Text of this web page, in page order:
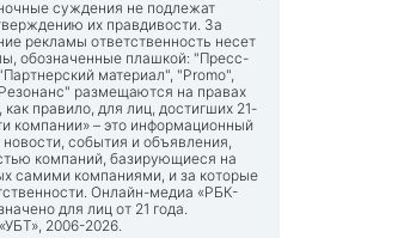
суждения не подлежат
их правдивости. За
рекламы ответственность несет
обозначенные плашкой: "Пресс-
материал", "Promo",
размещаются на правах
правило, для лиц, достигших 21-
компании» – это информационный
события и объявления,
компаний, базирующиеся на
самими компаниями, и за которые
Онлайн-медиа «РБК-
для лиц от 21 года.
2006-2026.